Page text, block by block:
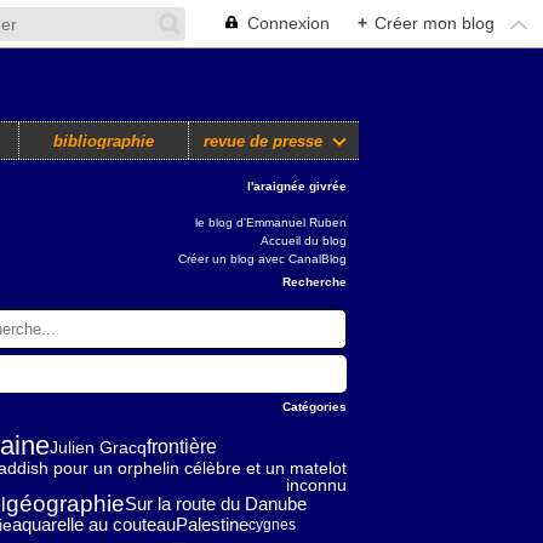
Connexion + Créer mon blog
bibliographie revue de presse
l'araignée givrée
le blog d'Emmanuel Ruben
Accueil du blog
Créer un blog avec CanalBlog
Recherche
Catégories
Julien Gracqfrontière
pour un orphelin célèbre et un matelot
inconnu
géographieSur la route du Danube
aquarelle au couteauPalestinecygnes